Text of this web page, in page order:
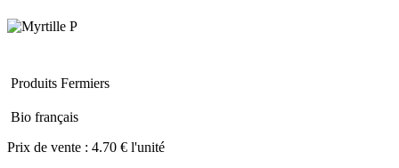
Produits Fermiers
Bio français
Prix de vente : 4.70 € l'unité